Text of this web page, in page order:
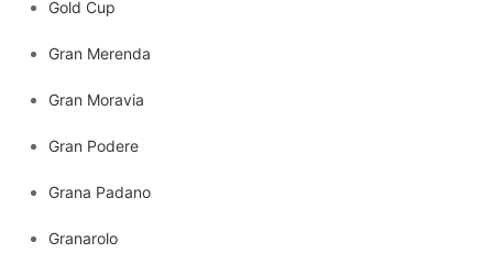
Gold Cup
Gran Merenda
Gran Moravia
Gran Podere
Grana Padano
Granarolo